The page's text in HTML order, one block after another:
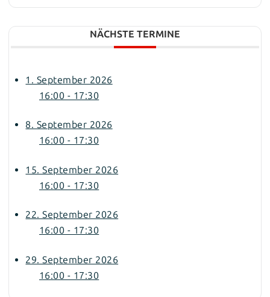
NÄCHSTE TERMINE
1. September 2026
16:00 - 17:30
8. September 2026
16:00 - 17:30
15. September 2026
16:00 - 17:30
22. September 2026
16:00 - 17:30
29. September 2026
16:00 - 17:30